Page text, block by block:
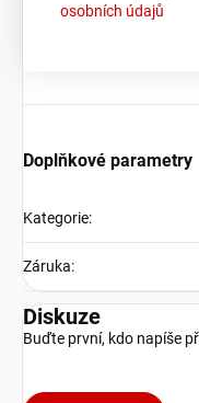
osobních údajů
Doplňkové parametry
Kategorie:
Záruka:
Diskuze
Buďte první, kdo napíše